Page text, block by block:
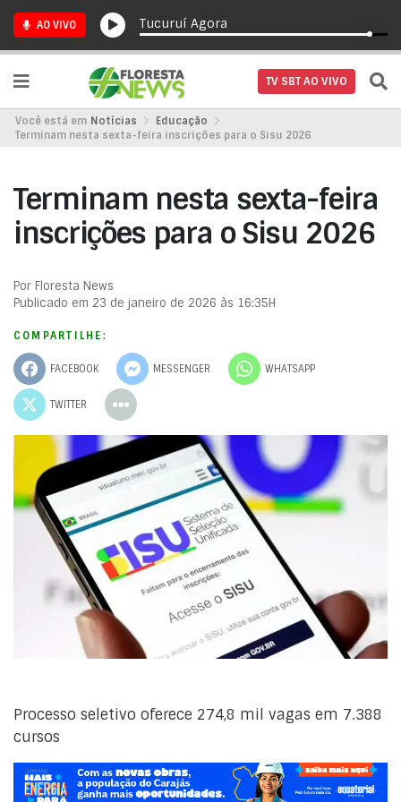
AO VIVO Tucuruí Agora
TV SBT AO VIVO
Você está em Notícias
Educação
Terminam nesta sexta-feira inscrições para o Sisu 2026
Terminam nesta sexta-feira
inscrições para o Sisu 2026
Por Floresta News
Publicado em 23 de janeiro de 2026 às 16:35H
COMPARTILHE:
FACEBOOK MESSENGER WHATSAPP
TWITTER
Processo seletivo oferece 274,8 mil vagas em 7.388
cursos